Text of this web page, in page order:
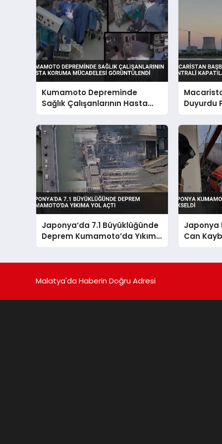
Kumamoto Depreminde
Sağlık Çalışanlarının Hasta
Koruma Mücadelesi
Görüntülendi
Duyurdu
Japonya’da 7.1 Büyüklüğünde
Deprem Kumamoto’da Yıkıma
Yol Açtı
Japonya
Can
Malatya'da Haberin Doğru Adresi